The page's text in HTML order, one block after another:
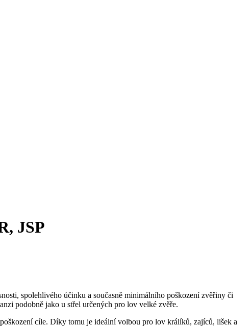
JSP
spolehlivého účinku a současně minimálního poškození zvěřiny či
podobně jako u střel určených pro lov velké zvěře.
cíle. Díky tomu je ideální volbou pro lov králíků, zajíců, lišek a